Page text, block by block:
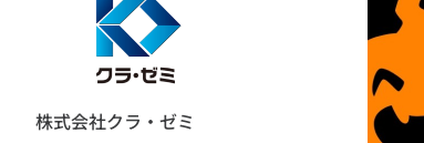
株式会社クラ・ゼミ